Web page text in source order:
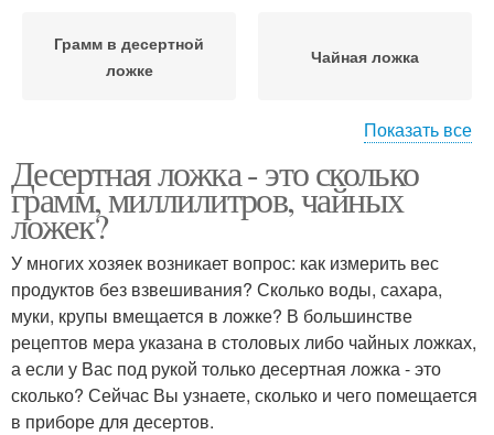
Грамм в десертной
ложке
Чайная ложка
Столовая ложка Десертные ложки
Веса в столовой ложке
Дрожжей в десертной
ложке
Показать все
Десертная ложка - это сколько
грамм, миллилитров, чайных
ложек?
У многих хозяек возникает вопрос: как измерить вес
продуктов без взвешивания? Сколько воды, сахара,
муки, крупы вмещается в ложке? В большинстве
рецептов мера указана в столовых либо чайных ложках,
а если у Вас под рукой только десертная ложка - это
сколько? Сейчас Вы узнаете, сколько и чего помещается
в приборе для десертов.